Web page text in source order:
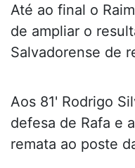
Até ao final o
de ampliar o
Salvadorense de
Aos 81' Rodrigo
defesa de Rafa e
remata ao poste